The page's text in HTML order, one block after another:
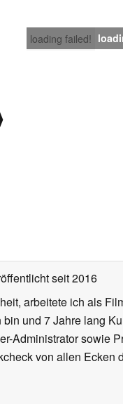
loading failed!
seit 2016
arbeitete ich als
und 7 Jahre lang
Administrator sowie
von allen Ecken